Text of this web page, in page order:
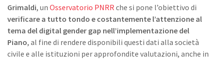
Grimaldi, un Osservatorio PNRRche si pone l’obiettivo di
verificare a tutto tondo e costantemente l’attenzione al
tema del digital gender gap nell’implementazione del
Piano, al fine di rendere disponibili questi dati alla società
civile e alle istituzioni per approfondite valutazioni, anche in